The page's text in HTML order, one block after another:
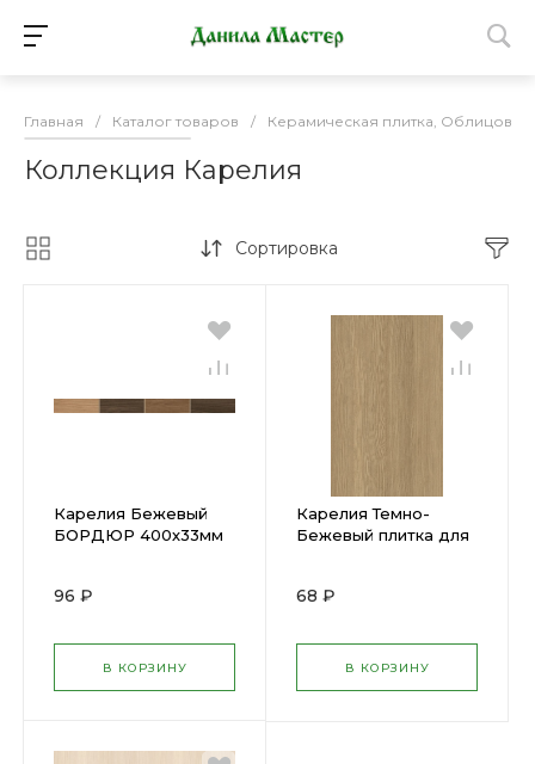
Главная / Каталог товаров / Керамическая плитка,
Коллекция Карелия
Сортировка
Карелия Бежевый
БОРДЮР 400х33мм
96 ₽
В КОРЗИНУ
Карелия Темно-
Бежевый плитка для
68 ₽
В КОРЗИНУ